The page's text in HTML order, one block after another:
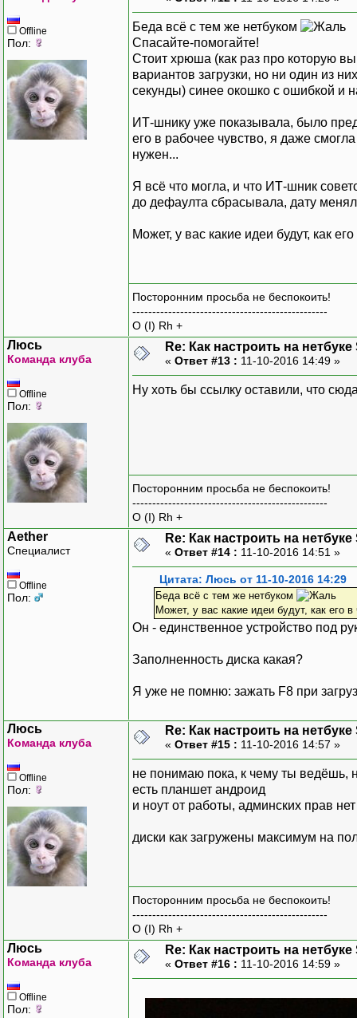
Offline
Пол:
Беда всё с тем же нетбуком
Спасайте-помогайте!
Стоит хрюша (как раз про которую
вариантов загрузки, но ни один из
секунды) синее окошко с ошибкой и
ИТ-шнику уже показывала, было
его в рабочее чувство, я даже
нужен...
Я всё что могла, и что ИТ-шник
до дефаулта сбрасывала, дату
Может, у вас какие идеи будут, как
Посторонним просьба не беспокоить!
-------------------------------------------------
O (I) Rh +
Люсь
Команда клуба
Offline
Пол:
Re: Как настроить на
« Ответ #13 : 11-10-2016 14:49 »
Ну хоть бы ссылку оставили, что
Посторонним просьба не беспокоить!
-------------------------------------------------
O (I) Rh +
Aether
Специалист
Offline
Пол:
Re: Как настроить на
« Ответ #14 : 11-10-2016 14:51 »
Цитата: Люсь от 11-10-2016 14:29
Беда всё с тем же нетбуком
Может, у вас какие идеи будут, как его
Он - единственное устройство под
Заполненность диска какая?
Я уже не помню: зажать F8 при
Люсь
Команда клуба
Offline
Пол:
Re: Как настроить на
« Ответ #15 : 11-10-2016 14:57 »
не понимаю пока, к чему ты ведёшь,
есть планшет андроид
и ноут от работы, админских прав нет
диски как загружены максимум на
Посторонним просьба не беспокоить!
-------------------------------------------------
O (I) Rh +
Люсь
Команда клуба
Offline
Пол:
Re: Как настроить на
« Ответ #16 : 11-10-2016 14:59 »